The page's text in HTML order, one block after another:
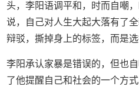
头，李阳语调平和，时而自嘲
说，自己对人生大起大落有了
辩驳，撕掉身上的标签，而是选
李阳承认家暴是错误的，但也
了他提醒自己和社会的一个方